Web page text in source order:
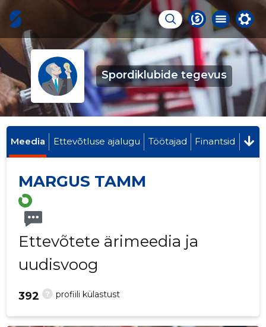
Spordiklubide tegevus
Meedia Ettevõtluse ajalugu Töötajad Finantsid
MARGUS TAMM
Ettevõtete ärimeedia ja
uudisvoog
? profiili külastust
392